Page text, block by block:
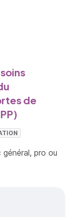
de
pro ou